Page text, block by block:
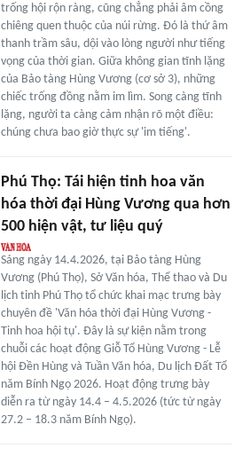
trống hội rộn ràng, cũng chẳng phải âm cồng
chiêng quen thuộc của núi rừng. Đó là thứ âm
thanh trầm sâu, dội vào lòng người như tiếng
vọng của thời gian. Giữa không gian tĩnh lặng
của Bảo tàng Hùng Vương (cơ sở 3), những
chiếc trống đồng nằm im lìm. Song càng tĩnh
lặng, người ta càng cảm nhận rõ một điều:
chúng chưa bao giờ thực sự 'im tiếng'.
Phú Thọ: Tái hiện tinh hoa văn
hóa thời đại Hùng Vương qua hơn
500 hiện vật, tư liệu quý
Sáng ngày 14.4.2026, tại Bảo tàng Hùng
Vương (Phú Thọ), Sở Văn hóa, Thể thao và Du
lịch tỉnh Phú Thọ tổ chức khai mạc trưng bày
chuyên đề 'Văn hóa thời đại Hùng Vương -
Tinh hoa hội tụ'. Đây là sự kiện nằm trong
chuỗi các hoạt động Giỗ Tổ Hùng Vương - Lễ
hội Đền Hùng và Tuần Văn hóa, Du lịch Đất Tổ
năm Bính Ngọ 2026. Hoạt động trưng bày
diễn ra từ ngày 14.4 – 4.5.2026 (tức từ ngày
27.2 – 18.3 năm Bính Ngọ).